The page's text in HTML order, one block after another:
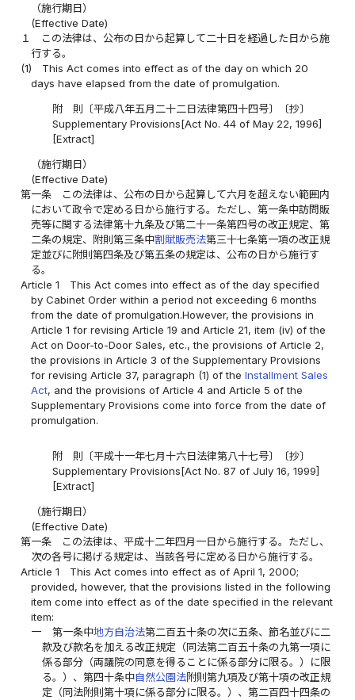
（施行期日）
(Effective Date)
１
この法律は、公布の日から起算して二十日を経過した日から施
行する。
(1)
This Act comes into effect as of the day on which 20
days have elapsed from the date of promulgation.
附 則〔平成八年五月二十二日法律第四十四号〕〔抄〕
Supplementary Provisions[Act No. 44 of May 22, 1996]
[Extract]
（施行期日）
(Effective Date)
第一条
この法律は、公布の日から起算して六月を超えない範囲内
において政令で定める日から施行する。ただし、第一条中訪問販
売等に関する法律第十九条及び第二十一条第四号の改正規定、第
二条の規定、附則第三条中割賦販売法第三十七条第一項の改正規
定並びに附則第四条及び第五条の規定は、公布の日から施行す
る。
Article 1
This Act comes into effect as of the day specified
by Cabinet Order within a period not exceeding 6 months
from the date of promulgation.However, the provisions in
Article 1 for revising Article 19 and Article 21, item (iv) of the
Act on Door-to-Door Sales, etc., the provisions of Article 2,
the provisions in Article 3 of the Supplementary Provisions
for revising Article 37, paragraph (1) of theInstallment Sales
Act, and the provisions of Article 4 and Article 5 of the
Supplementary Provisions come into force from the date of
promulgation.
附 則〔平成十一年七月十六日法律第八十七号〕〔抄〕
Supplementary Provisions[Act No. 87 of July 16, 1999]
[Extract]
（施行期日）
(Effective Date)
第一条
この法律は、平成十二年四月一日から施行する。ただし、
次の各号に掲げる規定は、当該各号に定める日から施行する。
Article 1
This Act comes into effect as of April 1, 2000;
provided, however, that the provisions listed in the following
item come into effect as of the date specified in the relevant
item:
一
第一条中地方自治法第二百五十条の次に五条、節名並びに二
款及び款名を加える改正規定（同法第二百五十条の九第一項に
係る部分（両議院の同意を得ることに係る部分に限る。）に限
る。）、第四十条中自然公園法附則第九項及び第十項の改正規
定（同法附則第十項に係る部分に限る。）、第二百四十四条の